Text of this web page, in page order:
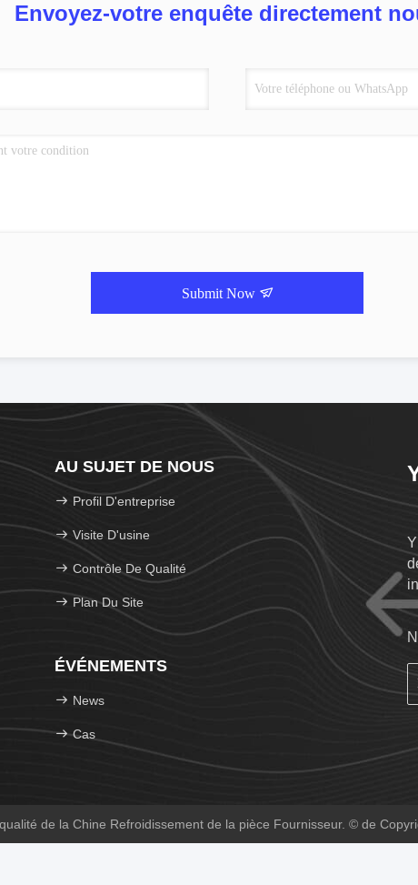
Envoyez-votre enquête directement
Submit Now
AU SUJET DE NOUS
Profil D'entreprise
Visite D'usine
Contrôle De Qualité
Plan Du Site
ÉVÉNEMENTS
News
Cas
de la Chine Refroidissement de la pièce Fournisseur. © de